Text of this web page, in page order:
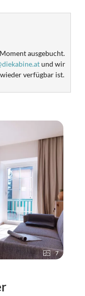
- Unsere
ausgebucht.
und wir
verfügbar ist.
7